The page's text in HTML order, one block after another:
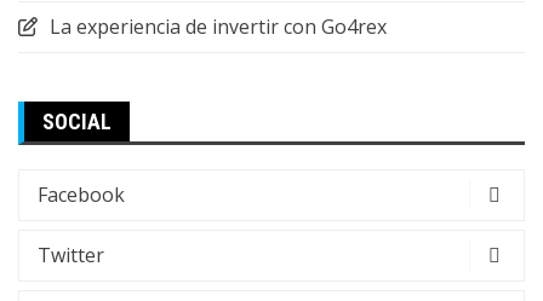
La experiencia de invertir con Go4rex
SOCIAL
Facebook
Twitter